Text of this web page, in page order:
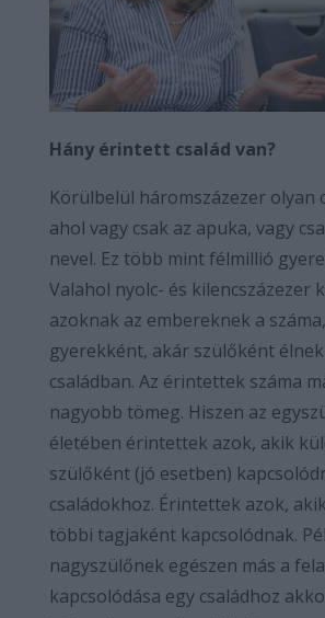
Hány érintett család van?
Körülbelül háromszázezer olyan
ahol vagy csak az apuka, vagy
nevel. Ez több mint félmillió
Valahol nyolc- és kilencszázezer
azoknak az embereknek a
gyerekként, akár szülőként
családban. Az érintettek száma
nagyobb tömeg. Hiszen az
életében érintettek azok, akik
szülőként (jó esetben)
családokhoz. Érintettek azok,
többi tagjaként kapcsolódnak.
nagyszülőnek egészen más a
kapcsolódása egy családhoz